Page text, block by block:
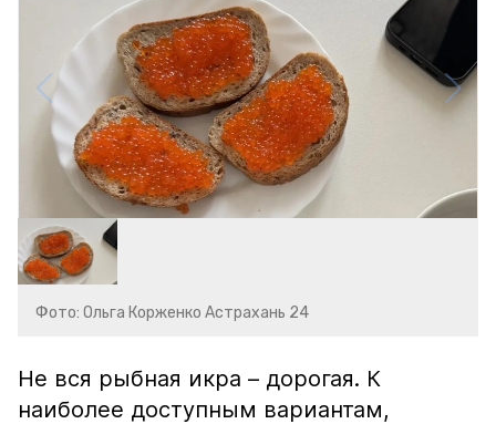
Фото: Ольга Корженко Астрахань 24
Не вся рыбная икра – дорогая. К
наиболее доступным вариантам,